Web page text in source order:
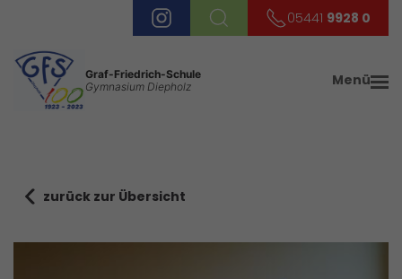
05441 9928 0
Graf-Friedrich-Schule
Gymnasium Diepholz
Menü
zurück zur Übersicht